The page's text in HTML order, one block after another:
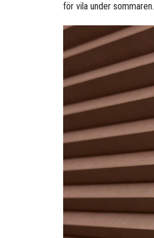
för vila under sommaren.